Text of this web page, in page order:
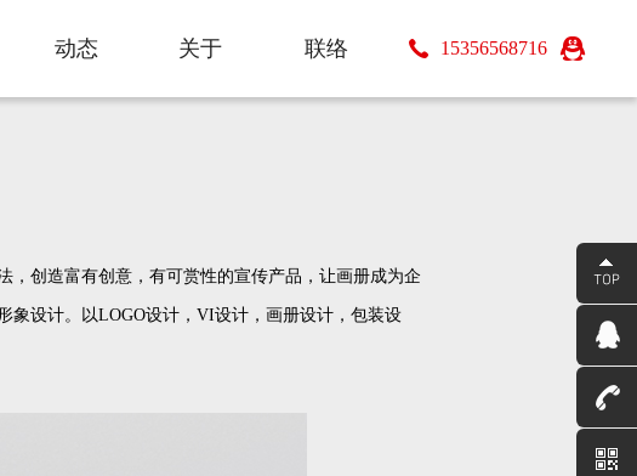
15356568716
动态
关于
联络
，创造富有创意，有可赏性的宣传产品，让画册成为企
象设计。以LOGO设计，VI设计，画册设计，包装设